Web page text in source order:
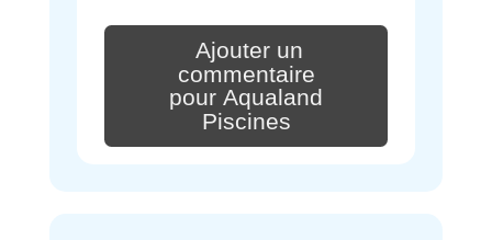
Ajouter un
commentaire
pour Aqualand
Piscines